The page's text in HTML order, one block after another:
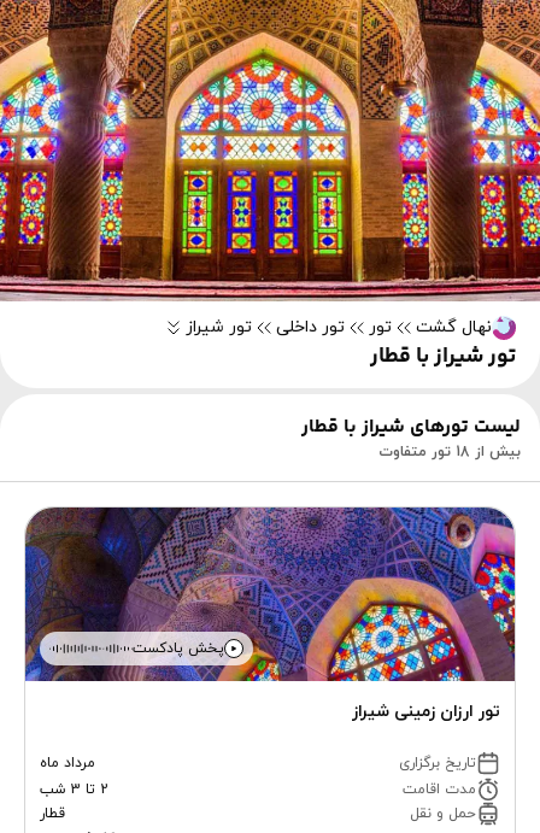
تور شیراز با قطار
نهال گشت تور تور داخلی تور شیراز
لیست تورهای شیراز با قطار
بیش از 18 تور متفاوت
تور ارزان زمینی شیراز
پخش پادکست
تاریخ برگزاری
مرداد ماه
مدت اقامت
2 تا 3 شب
حمل و نقل
قطار